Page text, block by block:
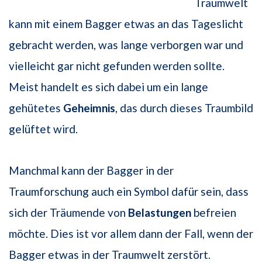
kann mit einem Bagger etwas an das Tageslicht
gebracht werden, was lange verborgen war und
vielleicht gar nicht gefunden werden sollte.
Meist handelt es sich dabei um ein lange
gehütetes Geheimnis , das durch dieses Traumbild
gelüftet wird.
Manchmal kann der Bagger in der
Traumforschung auch ein Symbol dafür sein, dass
sich der Träumende von Belastungen befreien
möchte. Dies ist vor allem dann der Fall, wenn der
Bagger etwas in der Traumwelt zerstört.